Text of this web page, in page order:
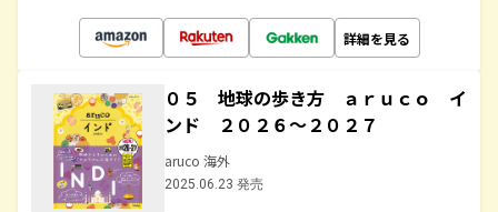
詳細を見る
０５ 地球の歩き方 ａｒｕｃｏ イ
ンド ２０２６～２０２７
aruco 海外
2025.06.23 発売